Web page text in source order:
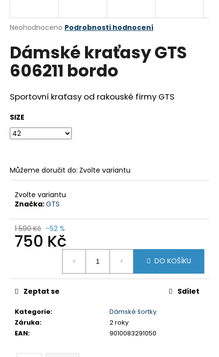
Průměrné
produktu
je
0,0
z
hvězdiček.
Neohodnoceno Podrobnosti hodnocení
Dámské kraťasy GTS
606211 bordo
Sportovní kraťasy od rakouské firmy GTS
SIZE
Můžeme doručit do: Zvolte variantu
Zvolte variantu
Značka:GTS
1 590 Kč –52 %
750 Kč
DO KOŠÍKU
Kategorie:
Dámské šortky
Záruka:
2 roky
EAN: 9010083291050
Zeptat se Sdílet
j
t
?
o
p
o
u
č
u
e
KRAŤASY
GTS
606211
BORDO
750